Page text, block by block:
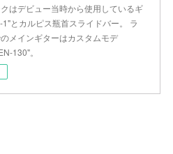
はデビュー当時から使用しているギ
とカルピス瓶首スライドバー。 ラ
メインギターはカスタムモデ
130"。